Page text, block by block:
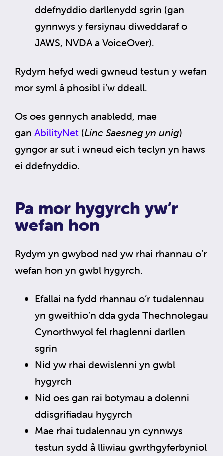
ddefnyddio darllenydd sgrin (gan
gynnwys y fersiynau diweddaraf o
JAWS, NVDA a VoiceOver).
Rydym hefyd wedi gwneud testun y wefan
mor syml â phosibl i’w ddeall.
Os oes gennych anabledd, mae
gan AbilityNet (Linc Saesneg yn unig)
gyngor ar sut i wneud eich teclyn yn haws
ei ddefnyddio.
Pa mor hygyrch yw’r
wefan hon
Rydym yn gwybod nad yw rhai rhannau o’r
wefan hon yn gwbl hygyrch.
Efallai na fydd rhannau o’r tudalennau
yn gweithio’n dda gyda Thechnolegau
Cynorthwyol fel rhaglenni darllen
sgrin
Nid yw rhai dewislenni yn gwbl
hygyrch
Nid oes gan rai botymau a dolenni
ddisgrifiadau hygyrch
Mae rhai tudalennau yn cynnwys
testun sydd â lliwiau gwrthgyferbyniol